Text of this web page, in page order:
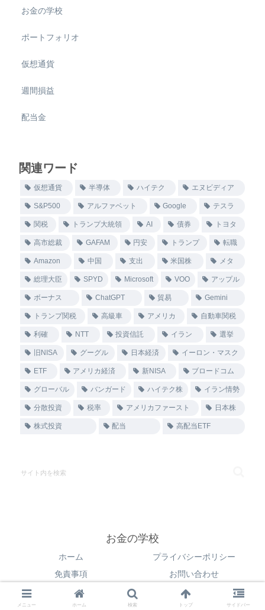
お金の学校
ポートフォリオ
仮想通貨
週間損益
配当金
関連ワード
仮想通貨 半導体 ハイテク エヌビディア
S&P500 アルファベット Google テスラ
関税 トランプ大統領 AI 債券 トヨタ
高市総裁 GAFAM 円安 トランプ 転職
Amazon 中国 支出 米国株 メタ
総理大臣 SPYD Microsoft VOO アップル
ボーナス ChatGPT 貿易 Gemini
トランプ関税 高級車 アメリカ 自動車関税
利確 NTT 投資信託 イラン 選挙
旧NISA グーグル 日本経済 イーロン・マスク
ETF アメリカ経済 新NISA ブロードコム
グローバル バンガード ハイテク株 イラン情勢
分散投資 税率 アメリカファースト 日本株
株式投資 配当 高配当ETF
お金の学校
ホーム
プライバシーポリシー
免責事項
お問い合わせ
© 2025 お金の学校.
メニュー ホーム 検索 トップ サイドバー